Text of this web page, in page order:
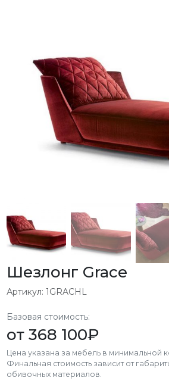
Шезлонг Grace
Артикул: 1GRACHL
Базовая стоимость:
от 368 100₽
Цена указана за мебель в минимальной
Финальная стоимость зависит от
обивочных материалов.